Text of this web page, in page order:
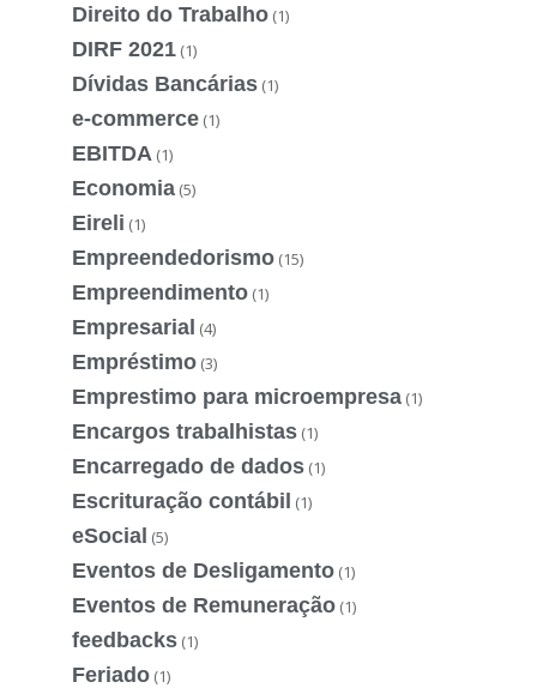
Direito do Trabalho (1)
DIRF 2021 (1)
Dívidas Bancárias (1)
e-commerce (1)
EBITDA (1)
Economia (5)
Eireli (1)
Empreendedorismo (15)
Empreendimento (1)
Empresarial (4)
Empréstimo (3)
Emprestimo para microempresa (1)
Encargos trabalhistas (1)
Encarregado de dados (1)
Escrituração contábil (1)
eSocial (5)
Eventos de Desligamento (1)
Eventos de Remuneração (1)
feedbacks (1)
Feriado (1)